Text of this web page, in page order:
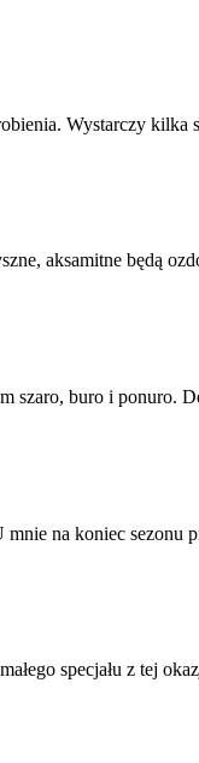
Wystarczy kilka
aksamitne będą
szaro, buro i ponuro.
na koniec sezonu
specjału z tej